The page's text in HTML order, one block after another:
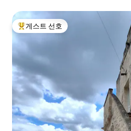
상위 게스트 선호
게스트 선호